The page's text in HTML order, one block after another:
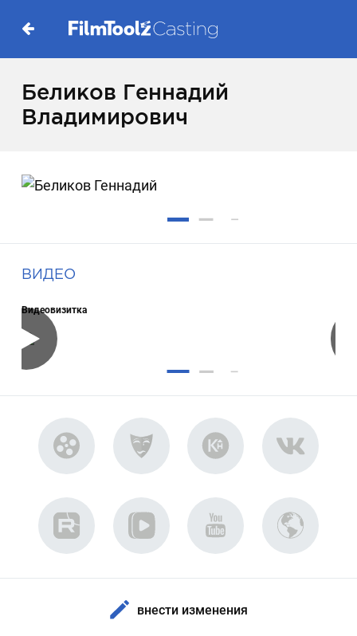
Беликов Геннадий
Владимирович
ВИДЕО
Видеовизитка
внести изменения